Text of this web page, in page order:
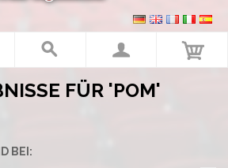
FÜR 'POM'
BEI: